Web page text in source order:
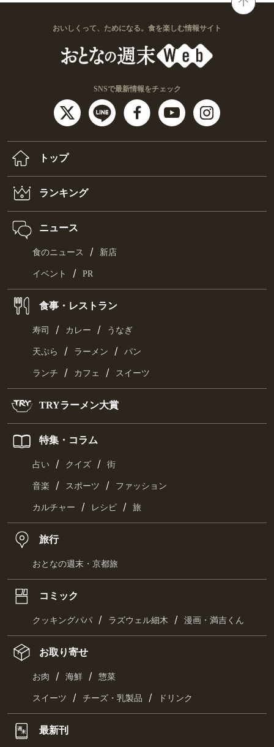
おいしくって、ためになる。食を楽しむ情報サイト
SNSで最新情報をチェック
トップ
ランキング
ニュース
食のニュース / 新店
イベント / PR
食事・レストラン
寿司 / カレー / うなぎ
天ぷら / ラーメン / パン
ランチ / カフェ / スイーツ
TRYラーメン大賞
特集・コラム
占い / クイズ / 街
音楽 / スポーツ / ファッション
カルチャー / レシピ / 旅
旅行
おとなの週末・京都旅
コミック
クッキングパパ / ラズウェル細木 / 漫画・満吉くん
お取り寄せ
お肉 / 海鮮 / 惣菜
スイーツ / チーズ・乳製品 / ドリンク
最新刊